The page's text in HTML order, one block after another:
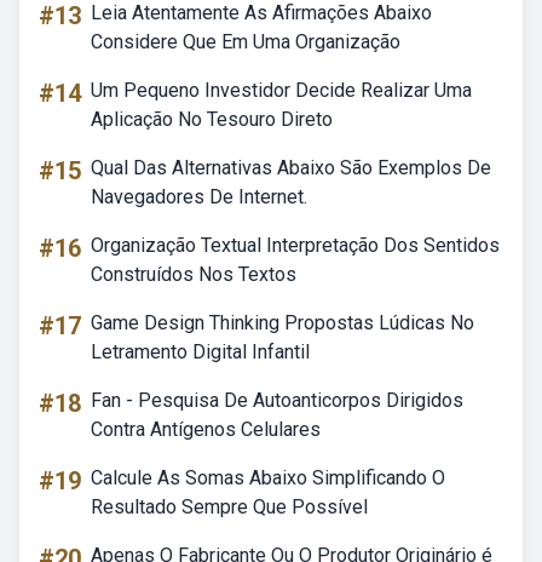
#13 Leia Atentamente As Afirmações Abaixo
Considere Que Em Uma Organização
#14 Um Pequeno Investidor Decide Realizar Uma
Aplicação No Tesouro Direto
#15 Qual Das Alternativas Abaixo São Exemplos De
Navegadores De Internet.
#16 Organização Textual Interpretação Dos Sentidos
Construídos Nos Textos
#17 Game Design Thinking Propostas Lúdicas No
Letramento Digital Infantil
#18 Fan - Pesquisa De Autoanticorpos Dirigidos
Contra Antígenos Celulares
#19 Calcule As Somas Abaixo Simplificando O
Resultado Sempre Que Possível
Apenas O Fabricante Ou O Produtor Originário é